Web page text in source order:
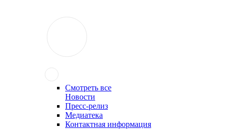
Смотреть все
Новости
Пресс-релиз
Медиатека
Контактная информация